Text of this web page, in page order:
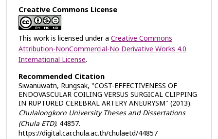
Creative Commons License
This work is licensed under a Creative Commons
Attribution-NonCommercial-No Derivative Works 4.0
International License.
Recommended Citation
Siwanuwatn, Rungsak, "COST-EFFECTIVENESS OF
ENDOVASCULAR COILING VERSUS SURGICAL CLIPPING
IN RUPTURED CEREBRAL ARTERY ANEURYSM" (2013).
Chulalongkorn University Theses and Dissertations
(Chula ETD). 44857.
https://digital.car.chula.ac.th/chulaetd/44857